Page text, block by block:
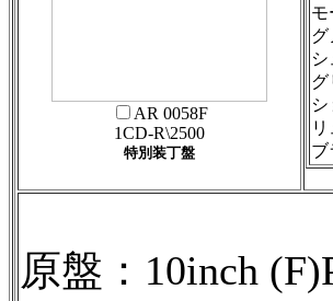
AR 0058F
1CD-R\2500
特別装丁盤
原盤：10inch